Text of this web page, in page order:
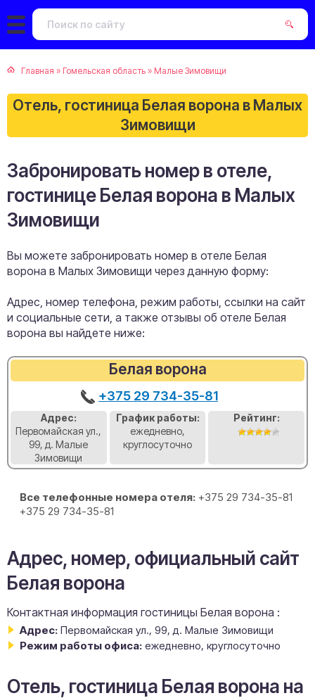
Главная » Гомельская область » Малые Зимовищи
Отель, гостиница Белая ворона в Малых
Зимовищи
Забронировать номер в отеле,
гостинице Белая ворона в Малых
Зимовищи
Вы можете забронировать номер в отеле Белая
ворона в Малых Зимовищи через данную форму:
Адрес, номер телефона, режим работы, ссылки на сайт
и социальные сети, а также отзывы об отеле Белая
ворона вы найдете ниже:
Белая ворона
+375 29 734-35-81
Адрес:
Первомайская ул.,
99, д. Малые
Зимовищи
График работы:
ежедневно,
круглосуточно
Рейтинг:
Все телефонные номера отеля: +375 29 734-35-81
+375 29 734-35-81
Адрес, номер, официальный сайт
Белая ворона
Контактная информация гостиницы Белая ворона :
Адрес: Первомайская ул., 99, д. Малые Зимовищи
Режим работы офиса: ежедневно, круглосуточно
Отель, гостиница Белая ворона на